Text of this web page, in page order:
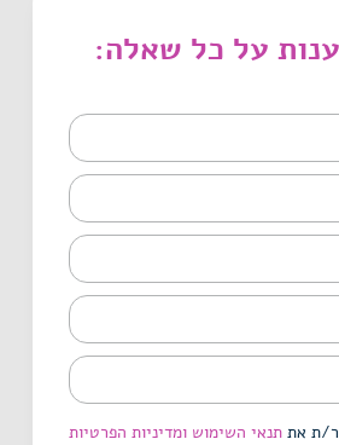
על כל שאלה:
ת את תנאי השימוש ומדיניות הפרטיות